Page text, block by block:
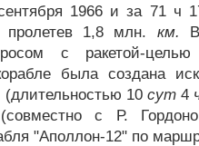
1966 и за 71 ч
пролетев 1,8 млн. км.
с ракетой-
была создана
(длительностью 10 сут4
(совместно с Р.
"Аполлон-12" по